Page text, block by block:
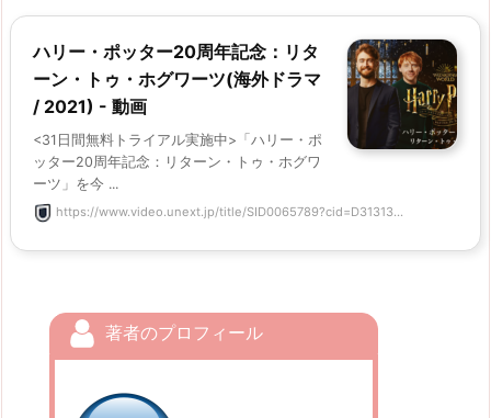
ハリー・ポッター20周年記念：リタ
ーン・トゥ・ホグワーツ(海外ドラマ
/ 2021) - 動画
<31日間無料トライアル実施中>「ハリー・ポ
ッター20周年記念：リターン・トゥ・ホグワ
ーツ」を今 ...
https://www.video.unext.jp/title/SID0065789?cid=D31313...
著者のプロフィール